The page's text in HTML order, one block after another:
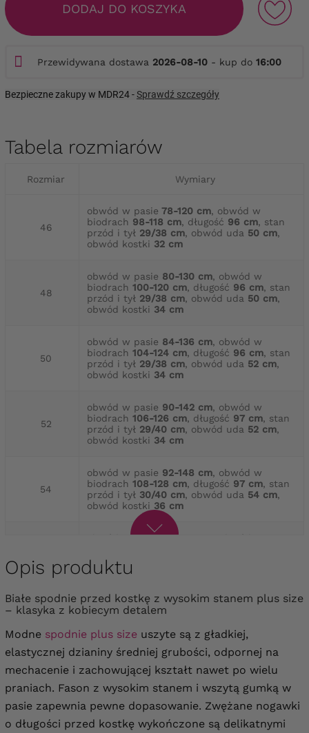
DODAJ DO KOSZYKA
Przewidywana dostawa 2026-08-10 - kup do 16:00
Bezpieczne zakupy w MDR24 -Sprawdź szczegóły
Tabela rozmiarów
Rozmiar Wymiary
46
obwód w pasie 78-120 cm, obwód w
biodrach 98-118 cm, długość 96 cm, stan
przód i tył 29/38 cm, obwód uda 50 cm,
obwód kostki 32 cm
48
obwód w pasie 80-130 cm, obwód w
biodrach 100-120 cm, długość 96 cm, stan
przód i tył 29/38 cm, obwód uda 50 cm,
obwód kostki 34 cm
50
obwód w pasie 84-136 cm, obwód w
biodrach 104-124 cm, długość 96 cm, stan
przód i tył 29/38 cm, obwód uda 52 cm,
obwód kostki 34 cm
52
obwód w pasie 90-142 cm, obwód w
biodrach 106-126 cm, długość 97 cm, stan
przód i tył 29/40 cm, obwód uda 52 cm,
obwód kostki 34 cm
54
obwód w pasie 92-148 cm, obwód w
biodrach 108-128 cm, długość 97 cm, stan
przód i tył 30/40 cm, obwód uda 54 cm,
obwód kostki 36 cm
obwód w pasie 96-160 cm
przód i tył
obwód kostki
obwód w pasie 98-166 cm , obwód w
biodrach 120-140 cm
obwód kostki 38 cm
60
obwód w pasie 102-170 cm, obwód w
biodrach 124-144 cm 97 cm
przód i tył 31/42 cm, obwód uda 62 cm,
obwód kostki
40 cm
Opis produktu
Białe spodnie przed kostkę z wysokim stanem plus size
– klasyka z kobiecym detalem
Modne spodnie plus size uszyte są z gładkiej,
elastycznej dzianiny średniej grubości, odpornej na
mechacenie i zachowującej kształt nawet po wielu
praniach. Fason z wysokim stanem i wszytą gumką w
pasie zapewnia pewne dopasowanie. Zwężane nogawki
o długości przed kostkę wykończone są delikatnymi